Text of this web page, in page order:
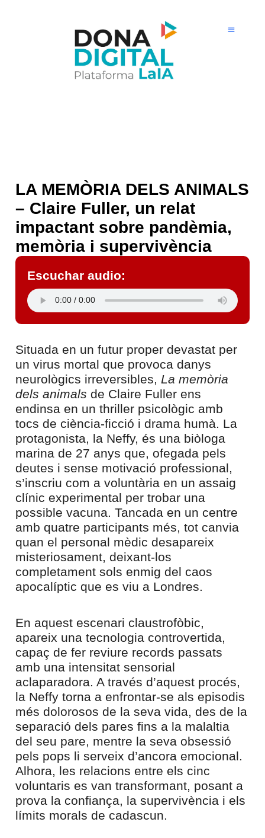
LA MEMÒRIA DELS ANIMALS
– Claire Fuller, un relat
impactant sobre pandèmia,
memòria i supervivència
Escuchar audio:
Situada en un futur proper devastat per
un virus mortal que provoca danys
neurològics irreversibles, La memòria
dels animals de Claire Fuller ens
endinsa en un thriller psicològic amb
tocs de ciència-ficció i drama humà. La
protagonista, la Neffy, és una biòloga
marina de 27 anys que, ofegada pels
deutes i sense motivació professional,
s’inscriu com a voluntària en un assaig
clínic experimental per trobar una
possible vacuna. Tancada en un centre
amb quatre participants més, tot canvia
quan el personal mèdic desapareix
misteriosament, deixant-los
completament sols enmig del caos
apocalíptic que es viu a Londres.
En aquest escenari claustrofòbic,
apareix una tecnologia controvertida,
capaç de fer reviure records passats
amb una intensitat sensorial
aclaparadora. A través d’aquest procés,
la Neffy torna a enfrontar-se als episodis
més dolorosos de la seva vida, des de la
separació dels pares fins a la malaltia
del seu pare, mentre la seva obsessió
pels pops li serveix d’ancora emocional.
Alhora, les relacions entre els cinc
voluntaris es van transformant, posant a
prova la confiança, la supervivència i els
límits morals de cadascun.